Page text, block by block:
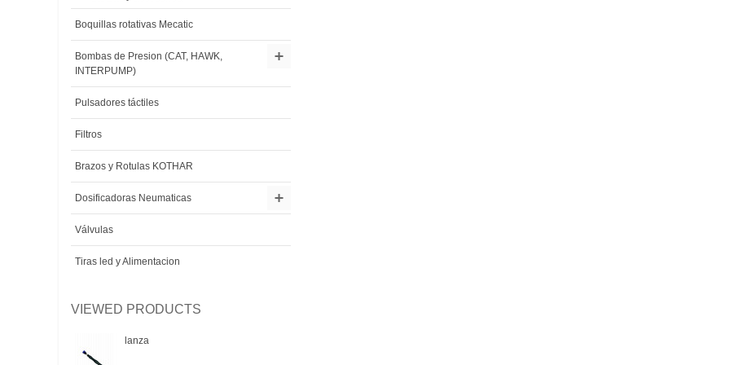
Boquillas rotativas Mecatic
Bombas de Presion (CAT, HAWK,
INTERPUMP)
Pulsadores táctiles
Filtros
Brazos y Rotulas KOTHAR
Dosificadoras Neumaticas
Válvulas
Tiras led y Alimentacion
VIEWED PRODUCTS
lanza